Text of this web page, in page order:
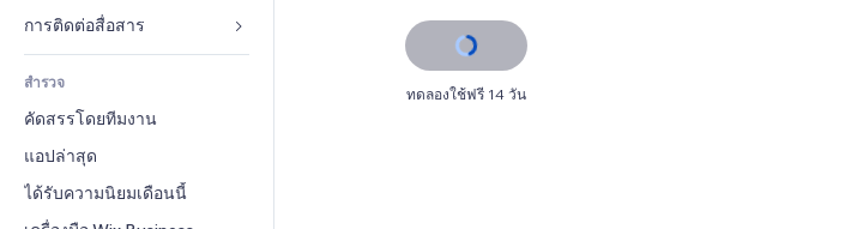
ทำอันดับเว็บไซต์
อีเมล
คอร์สออนไลน์
บัญชี
คูปอง & ความภักดีในแบรนด์
โซลูชันคลังสินค้า
การดรอปชิป
ร้านอาหาร
อสังหาริมทรัพย์
การจอง
เพลง
พอดแคสต์
การถ่ายภาพ
วิดีโอ
PDF
การแชร์ไฟล์
ข่าว
แผนที่  & การนำทาง
ส่วนบุคคล & ความปลอดภัย
นาฬิกา
เทมเพลตเพจ
เอฟเฟกต์รูปภาพ
ปุ่ม & เมนู
แบนเนอร์ & สัญลักษณ์
แบบฟอร์ม
แบบสำรวจ
แชต
หมายเหตุ
สำรวจ
คัดสรรโดยทีมงาน
แอปล่าสุด
ได้รับความนิยมเดือนนี้
ทดลองใช้ฟรี 14 วัน